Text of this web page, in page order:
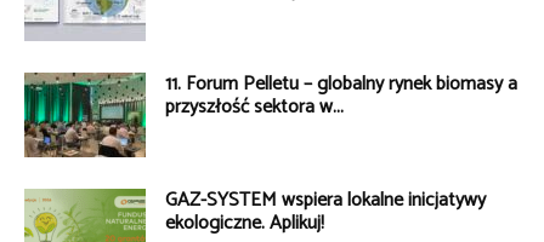
11. Forum Pelletu – globalny rynek biomasy a
przyszłość sektora w...
GAZ-SYSTEM wspiera lokalne inicjatywy
ekologiczne. Aplikuj!